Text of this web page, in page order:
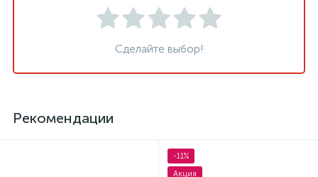
Сделайте выбор!
Рекомендации
-11%
Акция